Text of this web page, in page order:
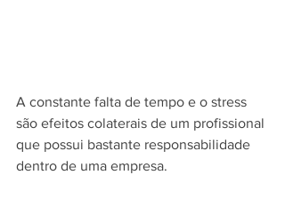
A constante falta de tempo e o stress
são efeitos colaterais de um profissional
que possui bastante responsabilidade
dentro de uma empresa.